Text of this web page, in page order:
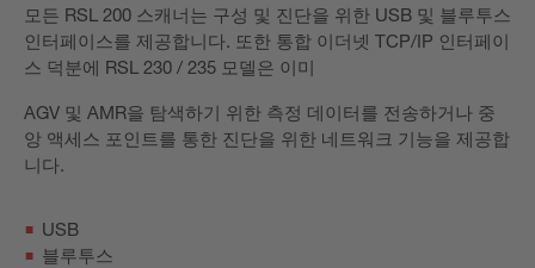
모든 RSL 200 스캐너는 구성 및 진단을 위한 USB 및 블루투스
인터페이스를 제공합니다. 또한 통합 이더넷 TCP/IP 인터페이
스 덕분에 RSL 230 / 235 모델은 이미
AGV 및 AMR을 탐색하기 위한 측정 데이터를 전송하거나 중
앙 액세스 포인트를 통한 진단을 위한 네트워크 기능을 제공합
니다.
USB
블루투스